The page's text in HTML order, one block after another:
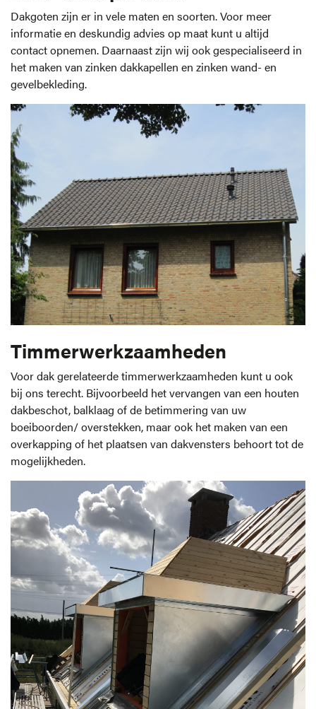
Dakgoten zijn er in vele maten en soorten. Voor meer
informatie en deskundig advies op maat kunt u altijd
contact opnemen. Daarnaast zijn wij ook gespecialiseerd in
het maken van zinken dakkapellen en zinken wand- en
gevelbekleding.
Timmerwerkzaamheden
Voor dak gerelateerde timmerwerkzaamheden kunt u ook
bij ons terecht. Bijvoorbeeld het vervangen van een houten
dakbeschot, balklaag of de betimmering van uw
boeiboorden/ overstekken, maar ook het maken van een
overkapping of het plaatsen van dakvensters behoort tot de
mogelijkheden.